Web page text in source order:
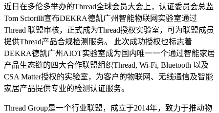
近日在多伦多举办的Thread全球会员大会上，认证委员会总监
Tom Sciorilli宣布DEKRA德凯广州智能物联网实验室通过
Thread 联盟审核，正式成为Thread授权实验室，可为联盟成员
提供Thread产品合规检测服务。 此次成功授权也标志着
DEKRA德凯广州AIOT实验室成为国内唯一一个通过智能家居
产品生态链的四大合作联盟组织Thread, Wi-Fi, Bluetooth 以及
CSA Matter授权的实验室，为客户的物联网、无线通信及智能
家居产品提供专业的检测认证服务。
Thread Group是一个行业联盟，成立于2014年，致力于推动物